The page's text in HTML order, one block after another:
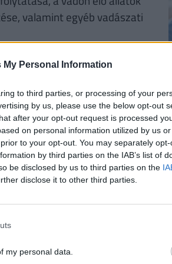
My Personal Information
to third parties, or processing of your
by us, please use the below opt-out
after your opt-out request is processed
on personal information utilized by us
to your opt-out. You may separately
by third parties on the IAB’s list of
be disclosed by us to third parties on the
disclose it to other third parties.
my personal data.
valamint egyéb vadászati
a vadállomány
érdek, valamint a
megteremtése, továbbá
és a vadaszati jog
ugyanakkor a
(VI.16.) törvény által
egység keretében
bevételi forrása van, így
kapcsolódó szolgáltatások